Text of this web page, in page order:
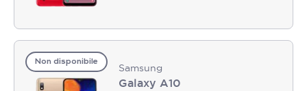
Non disponibile Samsung
Galaxy A10